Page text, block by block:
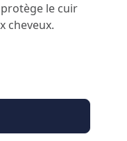
le cuir
cheveux.